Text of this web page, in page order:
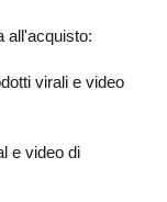
all'acquisto:
virali e video
e video di